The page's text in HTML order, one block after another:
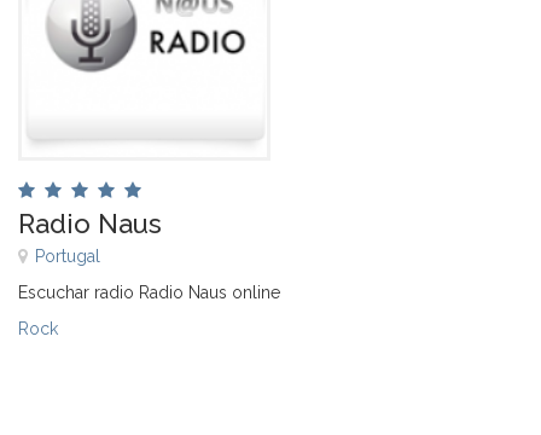
Radio Naus
Portugal
Escuchar radio Radio Naus online
Rock